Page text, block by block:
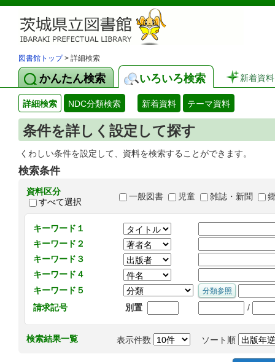
図書館トップ> 詳細検索
かんたん検索 いろいろ検索 新着資料
詳細検索 NDC分類検索 新着資料 テーマ資料
条件を詳しく設定して探す
くわしい条件を設定して、資料を検索することができます。
検索条件
資料区分
すべて選択
一般図書 児童 雑誌・新聞
キーワード１
キーワード２
キーワード３
キーワード４
キーワード５
請求記号
別置 /
検索結果一覧 表示件数 ソート順